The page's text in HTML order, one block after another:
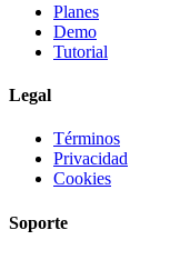
Planes
Demo
Tutorial
Legal
Términos
Privacidad
Cookies
Soporte